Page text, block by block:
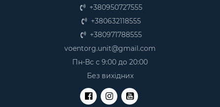
+380950727555
+380632118555
+380971788555
voentorg.unit@gmail.com
Пн-Вс с 9:00 до 20:00
Без вихідних